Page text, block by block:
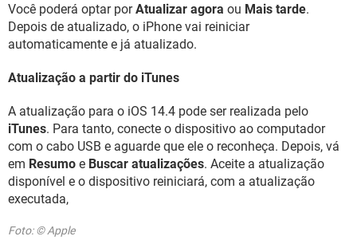
Você poderá optar porAtualizar agora ou Mais tarde.
Depois de atualizado, o iPhone vai reiniciar
automaticamente e já atualizado.
Atualização a partir do iTunes
A atualização para o iOS 14.4 pode ser realizada pelo
iTunes. Para tanto, conecte o dispositivo ao computador
com o cabo USB e aguarde que ele o reconheça. Depois, vá
em Resumo e Buscar atualizações. Aceite a atualização
disponível e o dispositivo reiniciará, com a atualização
executada,
Foto: © Apple